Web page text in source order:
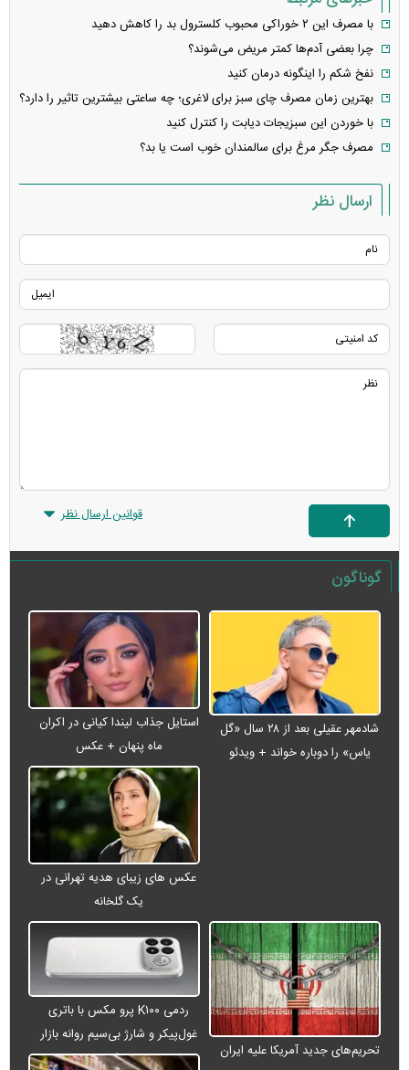
با مصرف این ۲ خوراکی محبوب کلسترول بد را کاهش دهید
چرا بعضی آدم‌ها کمتر مریض می‌شوند؟
نفخ شکم را اینگونه درمان کنید
بهترین زمان مصرف چای سبز برای لاغری؛ چه ساعتی بیشترین تاثیر را دارد؟
با خوردن این سبزیجات دیابت را کنترل کنید
مصرف جگر مرغ برای سالمندان خوب است یا بد؟
ارسال نظر
قوانین ارسال نظر
گوناگون
شادمهر عقیلی بعد از ۲۸ سال «گل
یاس» را دوباره خواند + ویدئو
استایل جذاب لیندا کیانی در اکران
ماه پنهان + عکس
عکس های زیبای هدیه تهرانی در
یک گلخانه
تحریم‌های جدید آمریکا علیه ایران
ردمی K۱۰۰ پرو مکس با باتری
غول‌پیکر و شارژ بی‌سیم روانه بازار
می‌شود